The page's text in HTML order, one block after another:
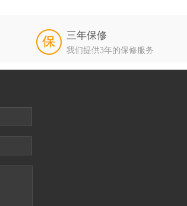
三年保修
我们提供3年的保修服务